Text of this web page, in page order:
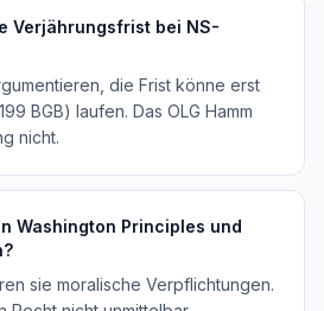
Verjährungsfrist bei NS-
die Frist könne erst
BGB) laufen. Das OLG Hamm
nicht.
Washington Principles und
sie moralische Verpflichtungen.